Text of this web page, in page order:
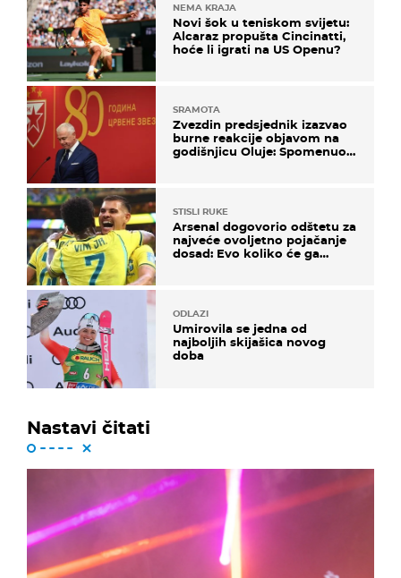
NEMA KRAJA
Novi šok u teniskom svijetu:
Alcaraz propušta Cincinatti,
hoće li igrati na US Openu?
SRAMOTA
Zvezdin predsjednik izazvao
burne reakcije objavom na
godišnjicu Oluje: Spomenuo
STISLI RUKE
Arsenal dogovorio odštetu za
najveće ovoljetno pojačanje
dosad: Evo koliko će ga
ODLAZI
Umirovila se jedna od
najboljih skijašica novog
doba
Nastavi čitati